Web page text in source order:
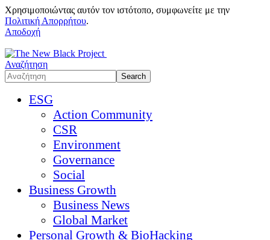
Χρησιμοποιώντας αυτόν τον ιστότοπο, συμφωνείτε με την
Πολιτική Απορρήτου.
Αποδοχή
Αναζήτηση
ESG
Action Community
CSR
Environment
Governance
Social
Business Growth
Business News
Global Market
Personal Growth & BioHacking